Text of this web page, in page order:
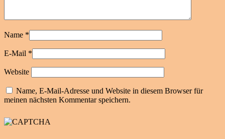
Name *
E-Mail *
Website
Name, E-Mail-Adresse und Website in diesem Browser für
meinen nächsten Kommentar speichern.